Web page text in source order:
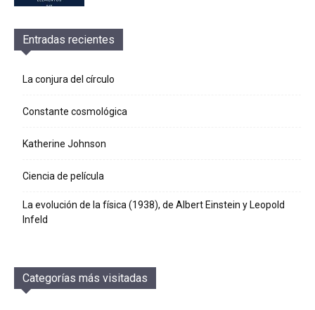
Entradas recientes
La conjura del círculo
Constante cosmológica
Katherine Johnson
Ciencia de película
La evolución de la física (1938), de Albert Einstein y Leopold
Infeld
Categorías más visitadas